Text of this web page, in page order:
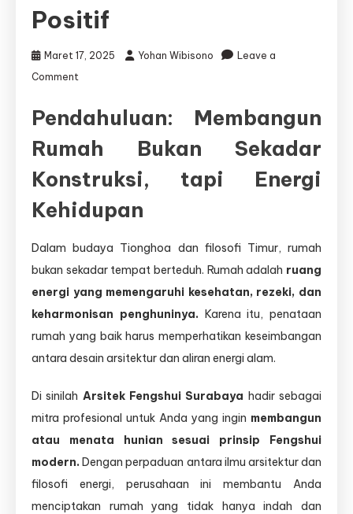
Positif
Maret 17, 2025 Yohan Wibisono
Leave a
Comment
Fengshui
Surabaya
–
Wujudkan
Hunian
Harmonis,
Indah,
Penuh
Energi
Positif
Pendahuluan: Membangun
Rumah Bukan Sekadar
Konstruksi, tapi Energi
Kehidupan
Dalam budaya Tionghoa dan filosofi Timur, rumah
bukan sekadar tempat berteduh. Rumah adalah ruang
energi yang memengaruhi kesehatan, rezeki, dan
keharmonisan penghuninya. Karena itu, penataan
rumah yang baik harus memperhatikan keseimbangan
antara desain arsitektur dan aliran energi alam.
Di sinilah Arsitek Fengshui Surabaya hadir sebagai
mitra profesional untuk Anda yang ingin membangun
atau menata hunian sesuai prinsip Fengshui
modern. Dengan perpaduan antara ilmu arsitektur dan
filosofi energi, perusahaan ini membantu Anda
menciptakan rumah yang tidak hanya indah dan